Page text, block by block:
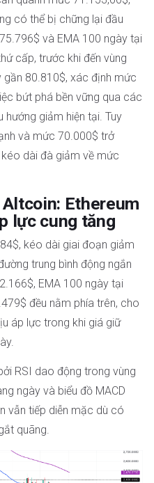
có thể bị chững lại đầu
và EMA 100 ngày tại
cấp, trước khi đến vùng
gần 80.810$, xác định mức
bứt phá bền vững qua các
giảm hiện tại. Tuy
và mức 70.000$ trở
dài đà giảm về mức
Ethereum
lực cung tăng
kéo dài giai đoạn giảm
trung bình động ngắn
EMA 100 ngày tại
đều nằm phía trên, cho
áp lực trong khi giá giữ
RSI dao động trong vùng
ngày và biểu đồ MACD
vẫn tiếp diễn mặc dù có
quãng.